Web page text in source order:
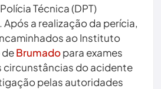
Técnica (DPT)
a realização da perícia,
ao Instituto
deBrumadopara exames
circunstâncias do acidente
pelas autoridades